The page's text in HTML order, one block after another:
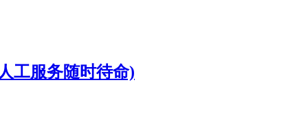
工服务随时待命)